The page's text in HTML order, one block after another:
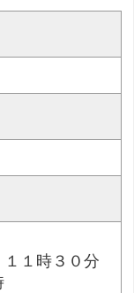
１時３０分